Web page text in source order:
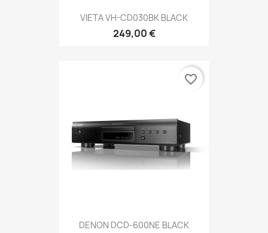
VIETA VH-CD030BK BLACK
249,00 €
DENON DCD-600NE BLACK
favorite_border